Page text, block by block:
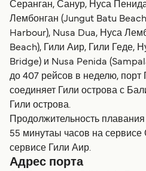
Україна
المغرب
Серанган, Санур, Нуса
Лембонган (Jungut Batu
Harbour), Nusa Dua, Нуса
Beach), Гили Аир, Гили Геде,
Bridge) и Nusa Penida
до 407 рейсов в неделю, порт
соединяет Гили острова с
Гили острова.
Продолжительность
55 минутаы часов на сервисе
сервисе Гили Аир.
Адрес порта